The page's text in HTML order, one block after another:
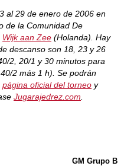
al 29 de enero de 2006 en
de la Comunidad De
Wijk aan Zee (Holanda). Hay
descanso son 18, 23 y 26
2, 20/1 y 30 minutos para
2 más 1 h). Se podrán
página oficial del torneo y
Jugarajedrez.com
GM Grupo B